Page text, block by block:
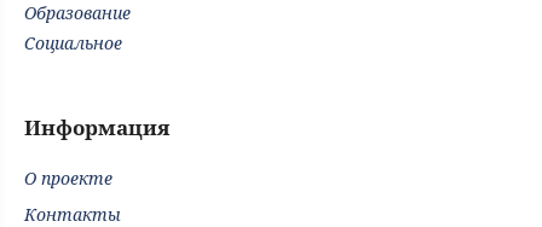
Образование
Социальное
Информация
О проекте
Контакты